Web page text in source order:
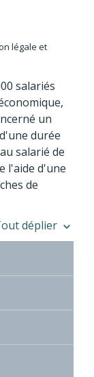
légale et
salariés
un
durée
salarié de
l'aide d'une
de
déplier keyboard_arrow_down